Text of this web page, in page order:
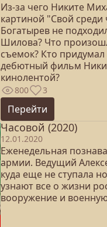
Из-за чего Никите
картиной "Свой
Богатырев не
Шилова? Что
съемок? Кто
дебютный фильм
кинолентой?
800 3
Перейти
Часовой (2020)
12.01.2020
Еженедельная
армии. Ведущий
куда еще не ступала
узнают все о жизни
вооружение и